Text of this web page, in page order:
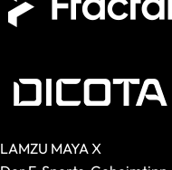
LAMZU MAYA X
Membran